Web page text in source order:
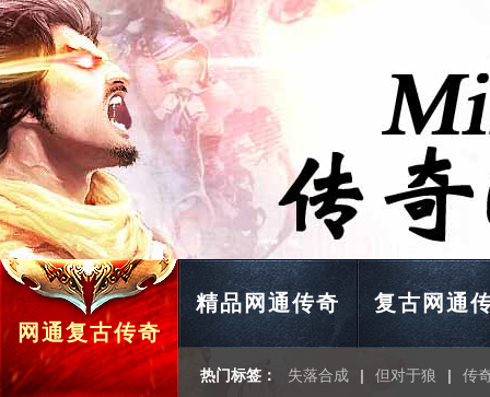
网通复古传奇
精品网通传奇 复古网通
热门标签： 失落合成 | 但对于狼 | 传